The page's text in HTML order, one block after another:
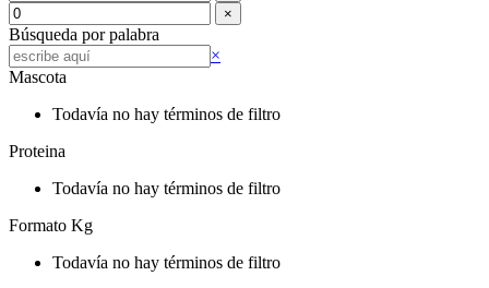
×
Búsqueda por palabra
Buscar
×
Mascota
Todavía no hay términos de filtro
Proteina
Todavía no hay términos de filtro
Formato Kg
Todavía no hay términos de filtro